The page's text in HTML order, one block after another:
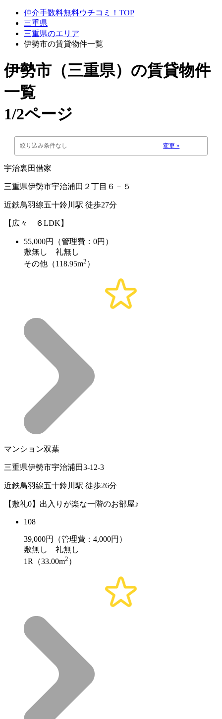
仲介手数料無料ウチコミ！TOP
三重県
三重県のエリア
伊勢市の賃貸物件一覧
伊勢市（三重県） の賃貸物件
一覧
1/2ページ
絞り込み条件なし 変更 »
宇治裏田借家
三重県伊勢市宇治浦田２丁目６－５
近鉄鳥羽線五十鈴川駅 徒歩27分
【広々 ６LDK】
55,000円（管理費：0円）
敷無し 礼無し
その他（118.95m2 ）
マンション双葉
三重県伊勢市宇治浦田3-12-3
近鉄鳥羽線五十鈴川駅 徒歩26分
【敷礼0】出入りが楽な一階のお部屋♪
108
39,000円（管理費：4,000円）
敷無し 礼無し
1R（33.00m2 ）